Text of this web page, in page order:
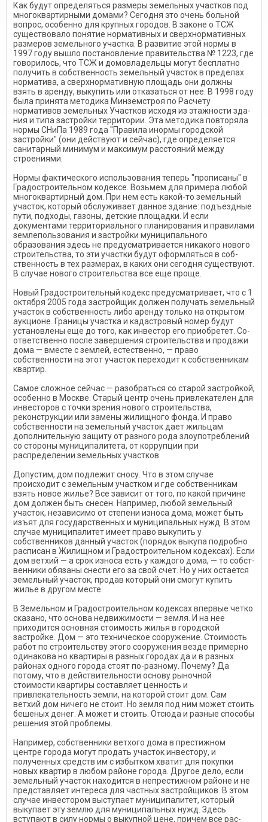
Как будут определяться разме­ры земельных участков под
мно­гоквартирными домами? Сегодня это очень больной
вопрос, осо­бенно для крупных городов. В за­коне о ТСЖ
существовало поня­тие нормативных и сверхнорма­тивных
размеров земельного уча­стка. В развитие этой нормы в
1997 году вышло постановление правительства № 1223, где
гово­рилось, что ТСЖ и домовладель­цы могут бесплатно
получить в собственность земельный участок в пределах
норматива, а сверхнор­мативную площадь они должны
взять в аренду, выкупить или от­казаться от нее. В 1998 году
была принята методика Минземстроя по Расчету
нормативов земельных Участков исходя из этажности зда­
ния и типа застройки территории. Эта методика повторяла
нормы СНиПа 1989 года "Правила инормы городской
застройки" (они действуют и сейчас), где оп­ределяется
санитарный минимум и максимум расстояний между
строениями.
Нормы фактического исполь­зования теперь "прописаны" в
Градостроительном кодексе. Возьмем для примера любой
мно­гоквартирный дом. При нем есть какой-то земельный
участок, ко­торый обслуживает данное зда­ние: подъездные
пути, подходы, газоны, детские площадки. И ес­ли
документами территориально­го планирования и правилами
землепользования и застройки муниципального
образования здесь не предусматривается ника­кого нового
строительства, то эти участки будут оформляться в соб­
ственность в тех размерах, в каких они сегодня существуют.
В случае нового строительства все еще проще.
Новый Градостроительный ко­декс предусматривает, что с 1
ок­тября 2005 года застройщик дол­жен получать земельный
участок в собственность либо аренду толь­ко на открытом
аукционе. Грани­цы участка и кадастровый номер будут
установлены еще до того, как инвестор его приобретет. Со­
ответственно после завершения строительства и продажи
дома — вместе с землей, естественно, — право
собственности на этот учас­ток переходит к собственникам
квартир.
Самое сложное сейчас — ра­зобраться со старой застройкой,
особенно в Москве. Старый центр очень привлекателен для
инвесторов с точки зрения ново­го строительства,
реконструкции или замены жилищного фонда. И право
собственности на зе­мельный участок дает жильцам
дополнительную защиту от раз­ного рода злоупотреблений
со стороны муниципалитета, от коррупции при
распределении земельных участков.
Допустим, дом подлежит сно­су. Что в этом случае
происходит с земельным участком и где соб­ственникам
взять новое жилье? Все зависит от того, по какой причине
дом должен быть сне­сен. Например, любой земель­ный
участок, независимо от сте­пени износа дома, может быть
изъят для государственных и му­ниципальных нужд. В этом
слу­чае муниципалитет имеет право выкупить у
собственников дан­ный участок (порядок выкупа подробно
расписан в Жилищном и Градостроительном кодексах). Если
дом ветхий — а срок износа есть у каждого дома, — то собст­
венники обязаны снести его за свой счет. Но у них остается
зе­мельный участок, продав кото­рый они смогут купить
жилье в другом месте.
В Земельном и Градострои­тельном кодексах впервые чет­ко
сказано, что основа недви­жимости — земля. И на нее
приходится основная стоимость жилья в городской
застройке. Дом — это техническое соору­жение. Стоимость
работ по строительству этого сооружения везде примерно
одинакова но квартиры в разных городах да и в разных
районах одного города стоят по-разному. Почему? Да
потому, что в действи­тельности основу рыночной
стоимости квартиры составляет ценность и
привлекательность земли, на которой стоит дом. Сам
ветхий дом ничего не стоит. Но земля под ним может стоить
бешеных денег. А может и стоить. Отсюда и разные спосо­бы
решения этой проблемы.
Например, собственники вет­хого дома в престижном
центре города могут продать участок ин­вестору, и
полученных средств им с избытком хватит для покуп­ки
новых квартир в любом райо­не города. Другое дело, если
зе­мельный участок находится в не­престижном районе и не
пред­ставляет интереса для частных застройщиков. В этом
случае ин­вестором выступает муниципа­литет, который
выкупает эту зем­лю для муниципальных нужд. Здесь
вступают в силу нормы о выкупной цене, причем все рас­